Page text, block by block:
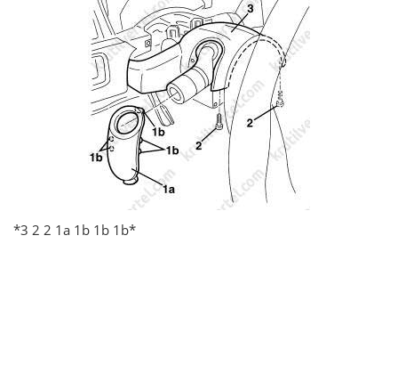
*3 2 2 1а 1b 1b 1b*